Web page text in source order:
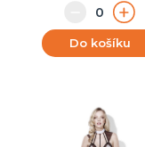
Do košíku